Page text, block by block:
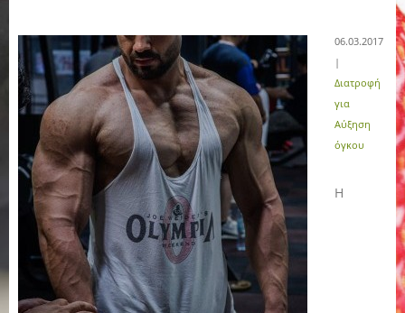
06.03.2017
|
Διατροφή
για
Αύξηση
όγκου
Η